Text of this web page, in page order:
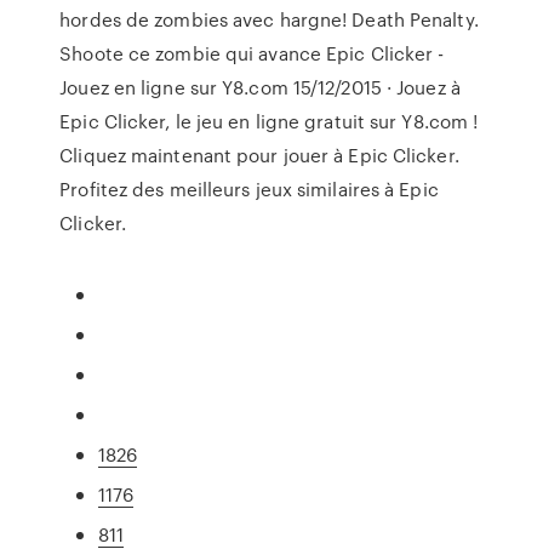
hordes de zombies avec hargne! Death Penalty.
Shoote ce zombie qui avance Epic Clicker -
Jouez en ligne sur Y8.com 15/12/2015 · Jouez à
Epic Clicker, le jeu en ligne gratuit sur Y8.com !
Cliquez maintenant pour jouer à Epic Clicker.
Profitez des meilleurs jeux similaires à Epic
Clicker.
1826
1176
811